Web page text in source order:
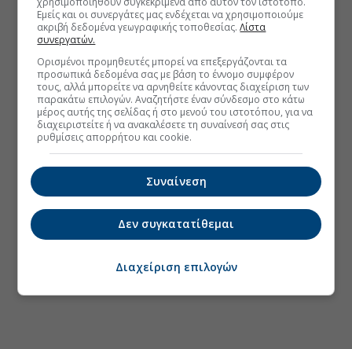
Εμείς και οι συνεργάτες μας ενδέχεται να χρησιμοποιούμε
ακριβή δεδομένα γεωγραφικής τοποθεσίας.Λίστα
συνεργατών.
Ορισμένοι προμηθευτές μπορεί να επεξεργάζονται τα
προσωπικά δεδομένα σας με βάση το έννομο συμφέρον
τους, αλλά μπορείτε να αρνηθείτε κάνοντας διαχείριση των
παρακάτω επιλογών. Αναζητήστε έναν σύνδεσμο στο κάτω
μέρος αυτής της σελίδας ή στο μενού του ιστοτόπου, για να
διαχειριστείτε ή να ανακαλέσετε τη συναίνεσή σας στις
ρυθμίσεις απορρήτου και cookie.
Συναίνεση
Δεν συγκατατίθεμαι
Διαχείριση επιλογών